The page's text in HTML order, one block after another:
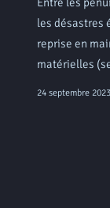
les désastres
reprise en
matérielles
24 septembre 2023